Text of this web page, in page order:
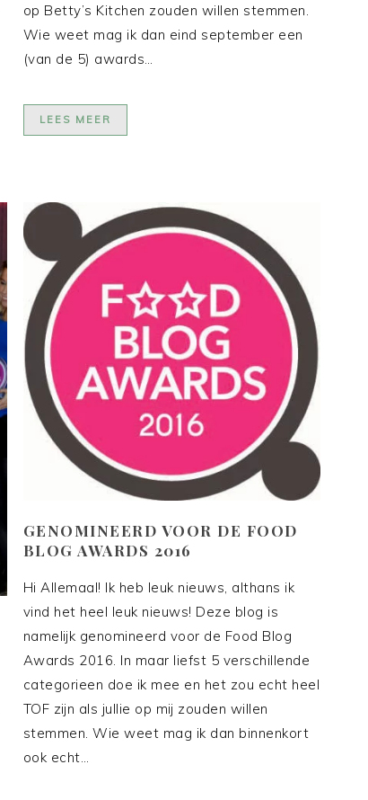
op Betty’s Kitchen zouden willen stemmen.
Wie weet mag ik dan eind september een
(van de 5) awards…
LEES MEER
GENOMINEERD VOOR DE FOOD
BLOG AWARDS 2016
Hi Allemaal! Ik heb leuk nieuws, althans ik
vind het heel leuk nieuws! Deze blog is
namelijk genomineerd voor de Food Blog
Awards 2016. In maar liefst 5 verschillende
categorieen doe ik mee en het zou echt heel
TOF zijn als jullie op mij zouden willen
stemmen. Wie weet mag ik dan binnenkort
ook echt…